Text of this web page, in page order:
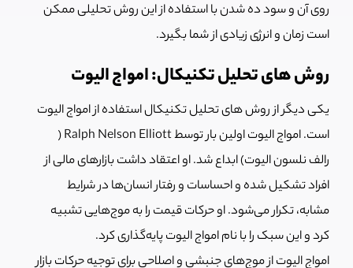
روی آن و سود ده شدن با استفاده از این روش تحلیلی ممکن
است زمان و انرژی زیادی از شما بگیرد.
روش های تحلیل تکنیکال: امواج الیوت
یکی دیگر از روش های تحلیل تکنیکال استفاده از امواج الیوت
است. امواج الیوت اولین بار توسط R
alph Nelson Elliott (
رالف نلسون الیوت) ابداع شد. او اعتقاد داشت بازارهای مالی از
افراد تشکیل شده و احساسات و رفتار انسان‌ها در شرایط
مشابه، تکرار می‌شود. او حرکات قیمت را به موج‌هایی تشبیه
کرد و این سبک را با نام امواج الیوت پایه‌گذاری کرد.
امواج الیوت از موج‌های جنبشی و اصلاحی برای توجیه حرکات بازار